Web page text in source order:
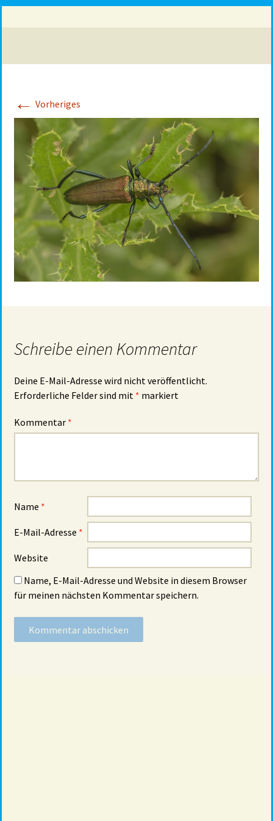
← Vorheriges
Schreibe einen Kommentar
Deine E-Mail-Adresse wird nicht veröffentlicht.
Erforderliche Felder sind mit * markiert
Kommentar *
Name *
E-Mail-Adresse *
Website
Name, E-Mail-Adresse und Website in diesem Browser
für meinen nächsten Kommentar speichern.